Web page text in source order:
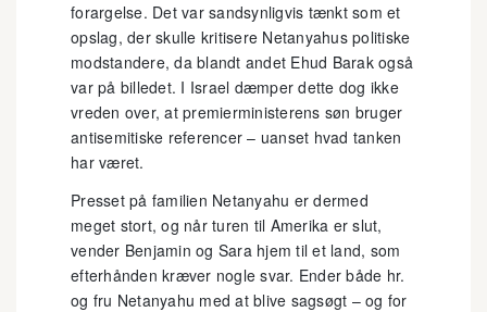
forargelse. Det var sandsynligvis tænkt som et
opslag, der skulle kritisere Netanyahus politiske
modstandere, da blandt andet Ehud Barak også
var på billedet. I Israel dæmper dette dog ikke
vreden over, at premierministerens søn bruger
antisemitiske referencer – uanset hvad tanken
har været.
Presset på familien Netanyahu er dermed
meget stort, og når turen til Amerika er slut,
vender Benjamin og Sara hjem til et land, som
efterhånden kræver nogle svar. Ender både hr.
og fru Netanyahu med at blive sagsøgt – og for